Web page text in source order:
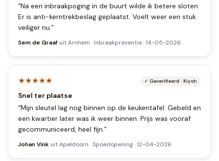
“Na een inbraakpoging in de buurt wilde ik betere sloten.
Er is anti-kerntrekbeslag geplaatst. Voelt weer een stuk
veiliger nu.”
Sem de Graaf uitArnhem · Inbraakpreventie·14-05-2026
★★★★★ ✓ Geverifieerd · Kiyoh
Snel ter plaatse
“Mijn sleutel lag nog binnen op de keukentafel. Gebeld en
een kwartier later was ik weer binnen. Prijs was vooraf
gecommuniceerd, heel fijn.”
Johan Vink uitApeldoorn ·Spoedopening·12-04-2026